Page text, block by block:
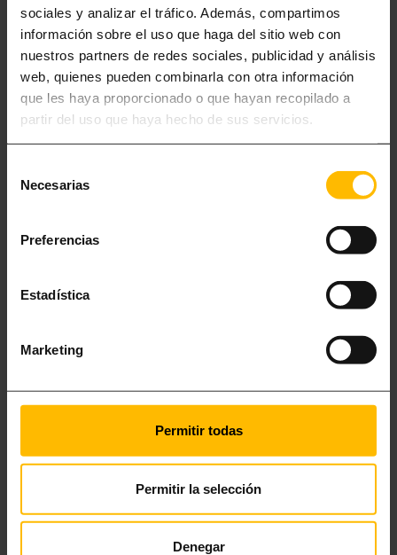
sociales y analizar el tráfico. Además, compartimos
información sobre el uso que haga del sitio web con
nuestros partners de redes sociales, publicidad y análisis
web, quienes pueden combinarla con otra información
que les haya proporcionado o que hayan recopilado a
partir del uso que haya hecho de sus servicios.
Necesarias
Preferencias
Estadística
Marketing
Permitir todas
Permitir la selección
Denegar
ЕЩЕ ИНТЕРЕСНЕЕ